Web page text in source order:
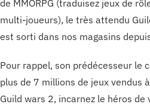
de MMORPG (traduisez jeux de
multi-joueurs), le très attendu
est sorti dans nos magasins
Pour rappel, son prédécesseur le
plus de 7 millions de jeux vendus
Guild wars 2, incarnez le héros